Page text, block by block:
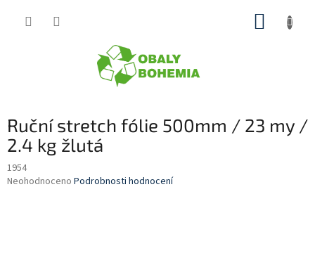
Ruční stretch fólie 500mm / 23 my /
2.4 kg žlutá
1954
Průměrné
Neohodnoceno Podrobnosti hodnocení